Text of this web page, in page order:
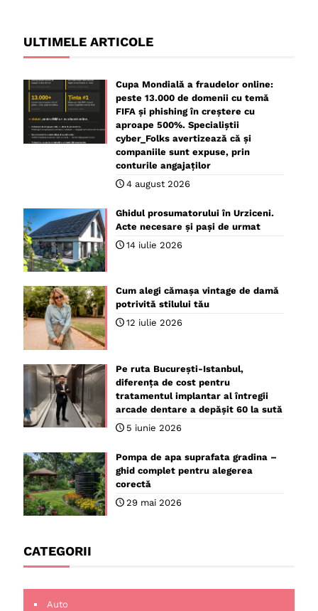
ULTIMELE ARTICOLE
Cupa Mondială a fraudelor online:
peste 13.000 de domenii cu temă
FIFA și phishing în creștere cu
aproape 500%. Specialiștii
cyber_Folks avertizează că și
companiile sunt expuse, prin
conturile angajaților
4 august 2026
Ghidul prosumatorului în Urziceni.
Acte necesare și pași de urmat
14 iulie 2026
Cum alegi cămașa vintage de damă
potrivită stilului tău
12 iulie 2026
Pe ruta București-Istanbul,
diferența de cost pentru
tratamentul implantar al întregii
arcade dentare a depășit 60 la sută
5 iunie 2026
Pompa de apa suprafata gradina –
ghid complet pentru alegerea
corectă
29 mai 2026
CATEGORII
Auto